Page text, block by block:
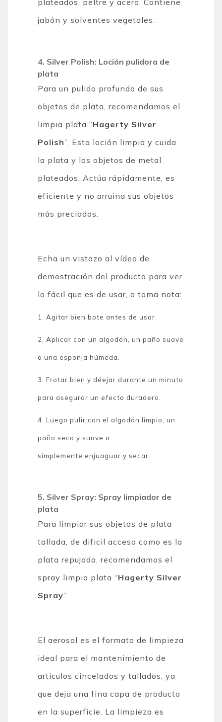
jabón y solventes vegetales.
4. Silver Polish: Loción pulidora de
plata
Para un pulido profundo de sus
objetos de plata, recomendamos el
limpia plata “Hagerty Silver
Polish”. Esta loción limpia y cuida
la plata y los objetos de metal
plateados. Actúa rápidamente, es
eficiente y no arruina sus objetos
más preciados.
Echa un vistazo al vídeo de
demostración del producto para ver
lo fácil que es de usar, o toma nota:
1. Agitar bien bote antes de usar.
2. Aplicar con un algodón, un paño suave
o una esponja húmeda.
3. Frotar bien y déejar durante un minuto
para asegurar un efecto duradero.
4. Luego pulir con el algodón limpio, un
paño seco y suave o
simplemente enjuaguar y secar.
5. Silver Spray: Spray limpiador de
plata
Para limpiar sus objetos de plata
tallada, de dificil acceso como es la
plata repujada, recomendamos el
spray limpia plata “Hagerty Silver
Spray”.
El aerosol es el formato de limpieza
ideal para el mantenimiento de
artículos cincelados y tallados, ya
que deja una fina capa de producto
en la superficie. La limpieza es